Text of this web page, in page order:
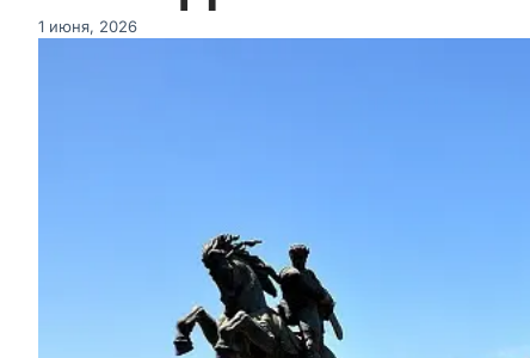
1 июня, 2026